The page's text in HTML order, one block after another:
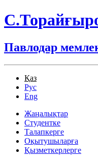
Павлодар
Қаз
Рус
Eng
Жаңалықтар
Студентке
Талапкерге
Оқытушыларға
Қызметкерлерге